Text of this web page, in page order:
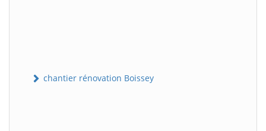
chantier rénovation Boissey